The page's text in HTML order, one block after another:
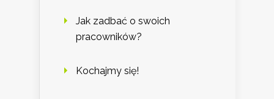
Jak zadbać o swoich
pracowników?
Kochajmy się!